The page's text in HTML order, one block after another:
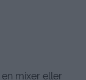
mixer eller